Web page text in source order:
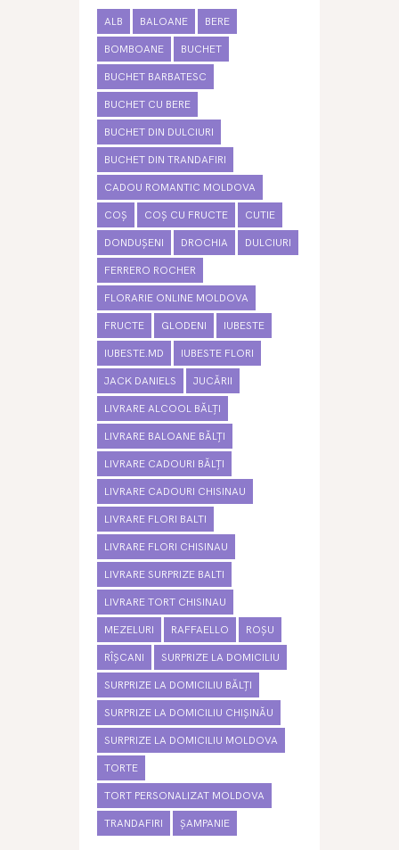
ALB BALOANE BERE
BOMBOANE BUCHET
BUCHET BARBATESC
BUCHET CU BERE
BUCHET DIN DULCIURI
BUCHET DIN TRANDAFIRI
CADOU ROMANTIC MOLDOVA
COȘ COȘ CU FRUCTE CUTIE
DONDUȘENI DROCHIA DULCIURI
FERRERO ROCHER
FLORARIE ONLINE MOLDOVA
FRUCTE GLODENI IUBESTE
IUBESTE.MD IUBESTE FLORI
JACK DANIELS JUCĂRII
LIVRARE ALCOOL BĂLȚI
LIVRARE BALOANE BĂLȚI
LIVRARE CADOURI BĂLȚI
LIVRARE CADOURI CHISINAU
LIVRARE FLORI BALTI
LIVRARE FLORI CHISINAU
LIVRARE SURPRIZE BALTI
LIVRARE TORT CHISINAU
MEZELURI RAFFAELLO ROȘU
RÎȘCANI SURPRIZE LA DOMICILIU
SURPRIZE LA DOMICILIU BĂLȚI
SURPRIZE LA DOMICILIU CHIȘINĂU
SURPRIZE LA DOMICILIU MOLDOVA
TORTE
TORT PERSONALIZAT MOLDOVA
TRANDAFIRI ȘAMPANIE